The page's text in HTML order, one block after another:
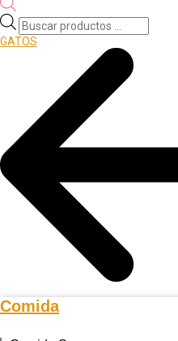
Búsqueda
de
productos
GATOS
Comida